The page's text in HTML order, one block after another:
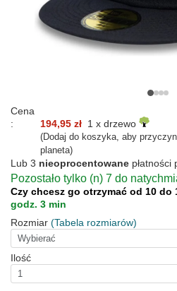
Cena
:
194,95 zł 1 x drzewo
(Dodaj do koszyka, aby
planeta)
Lub 3 nieoprocentowane płatności
Pozostało tylko (n) 7 do
Czy chcesz go otrzymać od 10 do
godz. 3 min
Rozmiar (Tabela rozmiarów)
Ilość